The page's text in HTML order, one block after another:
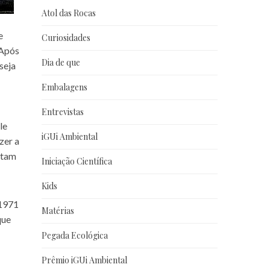
a
Atol das Rocas
Curiosidades
Dia de que
Embalagens
Entrevistas
iGUi Ambiental
Iniciação Científica
Kids
Matérias
Pegada Ecológica
Prêmio iGUi Ambiental